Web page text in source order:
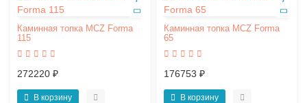
Каминная топка MCZ Forma
115
272220 ₽
В корзину
Каминная топка MCZ Forma
65
176753 ₽
В корзину